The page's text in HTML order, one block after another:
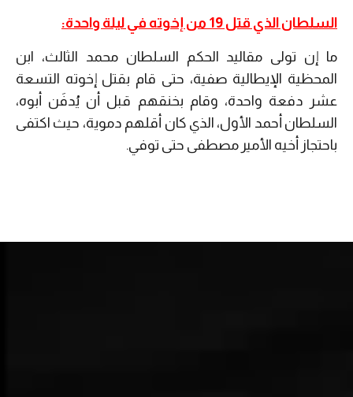
السلطان الذي قتل 19 من إخوته في ليلة واحدة:
ما إن تولى مقاليد الحكم السلطان محمد الثالث، ابن
المحظية الإيطالية صفية، حتى قام بقتل إخوته التسعة
عشر دفعة واحدة، وقام بخنقهم قبل أن يُدفَن أبوه،
السلطان أحمد الأول، الذي كان أقلهم دموية، حيث اكتفى
باحتجاز أخيه الأمير مصطفى حتى توفي.